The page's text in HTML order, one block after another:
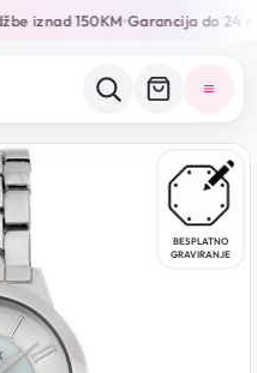
iznad 150KM•Garancija do 24
BESPLATNO
GRAVIRANJE